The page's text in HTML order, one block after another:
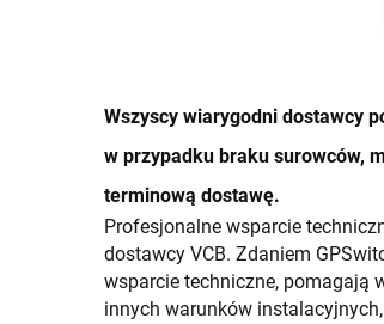
Wszyscy wiarygodni dostawcy
w przypadku braku surowców,
terminową dostawę.
Profesjonalne wsparcie
dostawcy VCB. Zdaniem
wsparcie techniczne, pomagają
innych warunków